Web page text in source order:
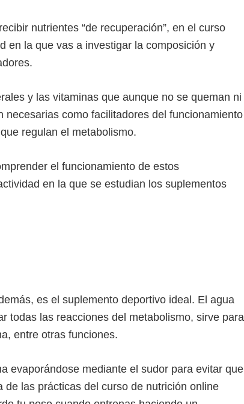
nutrientes “de recuperación”, en el curso
en la que vas a investigar la composición y
y las vitaminas que aunque no se queman ni
necesarias como facilitadores del funcionamiento
regulan el metabolismo.
el funcionamiento de estos
en la que se estudian los suplementos
es el suplemento deportivo ideal. El agua
todas las reacciones del metabolismo, sirve para
entre otras funciones.
evaporándose mediante el sudor para evitar que
las prácticas del curso de nutrición online